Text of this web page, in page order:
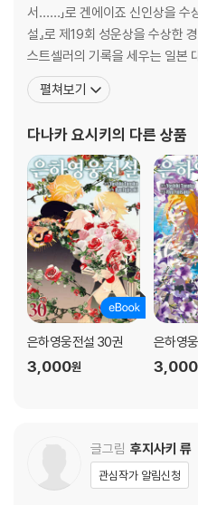
서……」로 겐에이죠 신인상을 수
설』로 제19회 성운상을 수상한
스트셀러의 기록을 세우는 일본
간결한 문체와 상호연관관계가
관된 구조로 스토리의 호흡을 매
품은 모두 애니메이션으로 제작
펼쳐보기
다나카 요시키 의 다른 상품
은하영웅전설 30권
3,000원
은하영
3,000
글그림 후지사키 류
관심작가 알림신청